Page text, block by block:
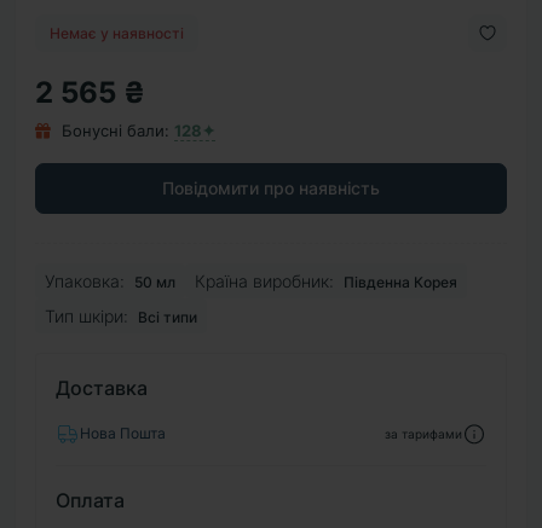
Немає у наявності
2 565 ₴
Бонусні бали: 128✦
Повідомити про наявність
Упаковка: 50 мл Країна виробник: Південна Корея
Тип шкіри: Всі типи
Доставка
Нова Пошта за тарифами
Оплата